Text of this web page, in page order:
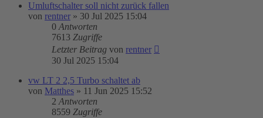
Umluftschalter soll nicht zurück fallen
von rentner » 30 Jul 2025 15:04
0 Antworten
7613 Zugriffe
Letzter Beitrag von rentner
30 Jul 2025 15:04
vw LT 2 2,5 Turbo schaltet ab
von Matthes » 11 Jun 2025 15:52
2 Antworten
8559 Zugriffe